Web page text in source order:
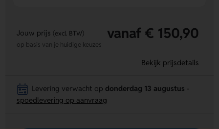
Jouw prijs (excl. BTW) vanaf € 150,90
op basis van je huidige keuzes
Bekijk prijsdetails
Levering verwacht op donderdag 13 augustus
spoedlevering op aanvraag